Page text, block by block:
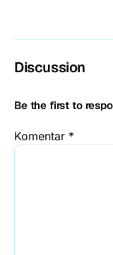
Discussion
Be the first to
Komentar *